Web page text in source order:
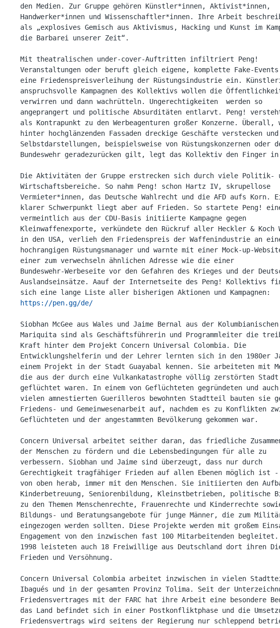
den Medien. Zur Gruppe gehören Künstler*innen, Aktivist*innen,
Handwerker*innen und Wissenschaftler*innen. Ihre Arbeit
als „explosives Gemisch aus Aktivismus, Hacking und Kunst im
die Barbarei unserer Zeit“.
Mit theatralischen under-cover-Auftritten infiltriert Peng!
Veranstaltungen oder beruft gleich eigene, komplette Fake-
eine Friedenspreisverleihung der Rüstungsindustrie ein.
anspruchsvolle Kampagnen des Kollektivs wollen die
verwirren und dann wachrütteln. Ungerechtigkeiten  werden so
angeprangert und politische Absurditäten entlarvt. Peng!
als Kontrapunkt zu den Werbeagenturen großer Konzerne. Überall,
hinter hochglänzenden Fassaden dreckige Geschäfte verstecken und
Selbstdarstellungen, beispielsweise von Rüstungskonzernen oder
Bundeswehr geradezurücken gilt, legt das Kollektiv den Finger in
Die Aktivitäten der Gruppe erstrecken sich durch viele Politik-
Wirtschaftsbereiche. So nahm Peng! schon Hartz IV, skrupellose
Vermieter*innen, das Deutsche Wahlrecht und die AFD aufs Korn.
klarer Schwerpunkt liegt aber auf Frieden. So startete Peng!
vermeintlich aus der CDU-Basis initiierte Kampagne gegen
Kleinwaffenexporte, verkündete den Rückruf aller Heckler & Koch
in den USA, verlieh den Friedenspreis der Waffenindustrie an
hochrangigen Rüstungsmanager und warnte mit einer Mock-up-
einer zum verwechseln ähnlichen Adresse wie die einer
Bundeswehr-Werbeseite vor den Gefahren des Krieges und der
Auslandseinsätze. Aauf der Internetseite des Peng! Kollektivs
https://pen.gg/de/
Siobhan McGee aus Wales und Jaime Bernal aus der
Mariquita sind als Geschäftsführerin und Programmleiter die
Kraft hinter dem Projekt Concern Universal Colombia. Die
Entwicklungshelferin und der Lehrer lernten sich in den 1980er
einem Projekt in der Stadt Guayabal kennen. Sie arbeiteten mit
die aus der durch eine Vulkankatastrophe völlig zerstörten Stadt
geflüchtet waren. In einem von Geflüchteten gegründeten und auch
vielen amnestierten Guerilleros bewohnten Stadtteil bauten sie
Friedens- und Gemeinwesenarbeit auf, nachdem es zu Konflikten
Geflüchteten und der angestammten Bevölkerung gekommen war.
Concern Universal arbeitet seither daran, das friedliche
der Menschen zu fördern und die Lebensbedingungen für alle zu
verbessern. Siobhan und Jaime sind überzeugt, dass nur durch
Gerechtigkeit tragfähiger Frieden auf allen Ebenen möglich ist -
von oben herab, immer mit den Menschen. Sie initiierten den
Kinderbetreuung, Seniorenbildung, Kleinstbetrieben, politische
zu den Themen Menschenrechte, Frauenrechte und Kinderrechte
Bildungs- und Beratungsangebote für junge Männer, die zum
eingezogen werden sollten. Diese Projekte werden mit großem
Engagement von den inzwischen fast 100 Mitarbeitenden
1998 leisteten auch 18 Freiwillige aus Deutschland dort ihren
Frieden und Versöhnung.
Concern Universal Colombia arbeitet inzwischen in vielen
Ibagués und in der gesamten Provinz Tolima. Seit der
Friedensvertrages mit der FARC hat ihre Arbeit eine besondere
das Land befindet sich in einer Postkonfliktphase und die
Friedensvertrags wird seitens der Regierung nur schleppend